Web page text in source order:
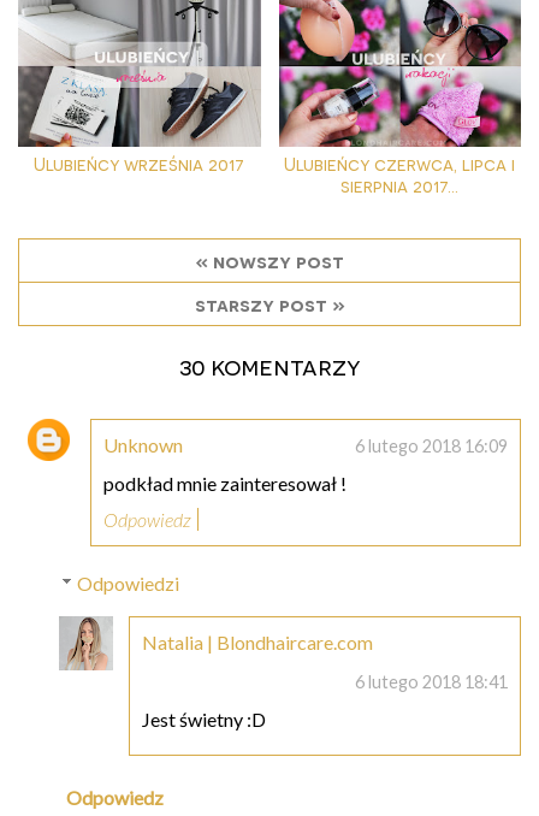
Ulubieńcy września 2017
Ulubieńcy czerwca, lipca i
sierpnia 2017...
« nowszy post
starszy post »
30 komentarzy
Unknown 6 lutego 2018 16:09
podkład mnie zainteresował !
Odpowiedz
Odpowiedzi
Natalia | Blondhaircare.com
6 lutego 2018 18:41
Jest świetny :D
Odpowiedz